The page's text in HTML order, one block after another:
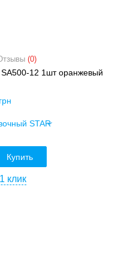
(0)
12 1шт оранжевый
грн
Купить
клик